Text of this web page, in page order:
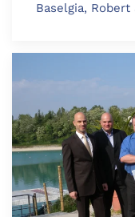
Baselgia, Robert